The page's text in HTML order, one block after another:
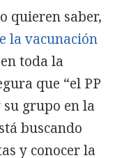
quieren saber,
la vacunación
toda la
que “el PP
grupo en la
buscando
y conocer la